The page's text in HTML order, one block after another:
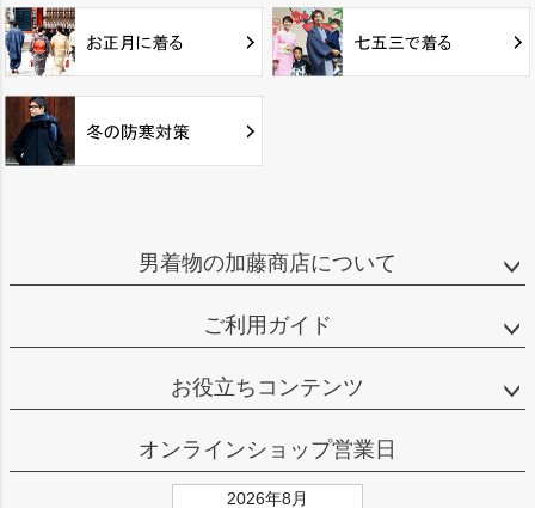
男着物の加藤商店について
ご利用ガイド
お役立ちコンテンツ
オンラインショップ営業日
2026年8月